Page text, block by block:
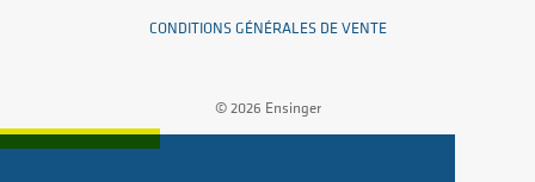
CONDITIONS GÉNÉRALES DE VENTE
© 2026 Ensinger